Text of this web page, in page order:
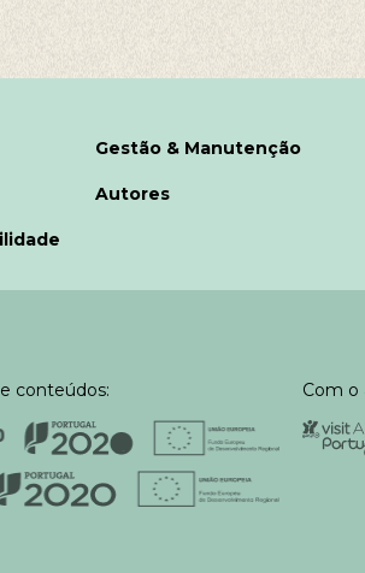
Gestão & Manutenção
Autores
conteúdos: Com o